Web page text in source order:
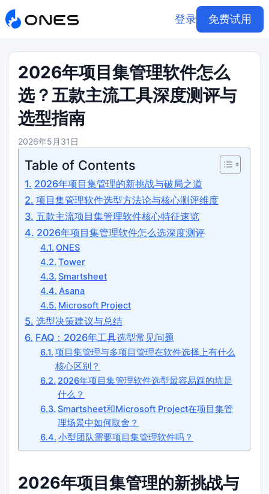
登录 免费试用
2026年项目集管理软件怎么
选？五款主流工具深度测评与
选型指南
2026年5月31日
Table of Contents
2026年项目集管理的新挑战与破局之道
项目集管理软件选型方法论与核心测评维度
五款主流项目集管理软件核心特征速览
2026年项目集管理软件怎么选深度测评
ONES
Tower
Smartsheet
Asana
Microsoft Project
选型决策建议与总结
FAQ：2026年工具选型常见问题
项目集管理与多项目管理在软件选择上有什么
核心区别？
2026年项目集管理软件选型最容易踩的坑是
什么？
Smartsheet和Microsoft Project在项目集管
理场景中如何取舍？
小型团队需要项目集管理软件吗？
2026年项目集管理的新挑战与